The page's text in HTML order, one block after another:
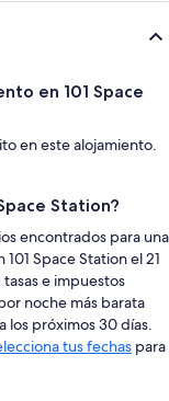
en 101 Space
en este alojamiento.
Station?
encontrados para una
Space Station el 21
e impuestos
noche más barata
los próximos 30 días.
tus fechas para